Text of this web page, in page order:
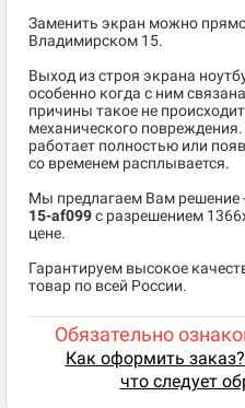
Заменить экран можно
Владимирском 15.
Выход из строя экрана
особенно когда с ним
причины такое не
механического
работает полностью или
со временем расплывается.
Мы предлагаем Вам решение
15-af099c разрешением
цене.
Гарантируем высокое
товар по всей России.
Обязательно
Как оформить
что следует